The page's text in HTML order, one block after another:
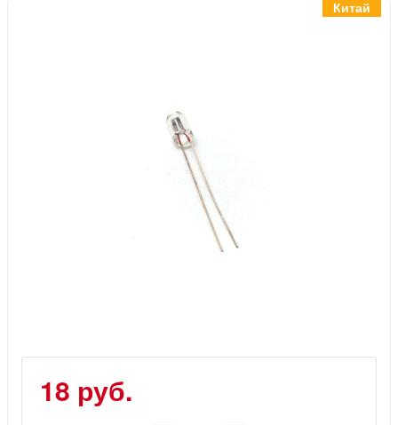
Услуги
Китай
18 руб.